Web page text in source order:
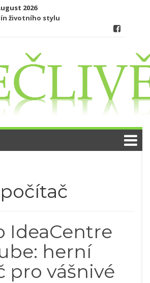
2026
životního stylu
počítač
IdeaCentre
herní
pro vášnivé